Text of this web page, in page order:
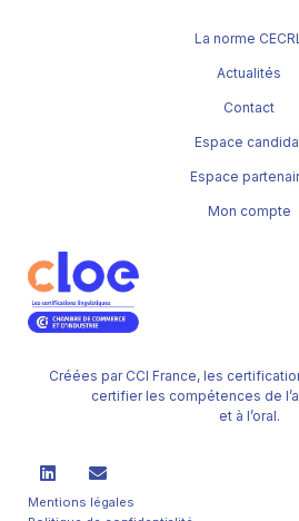
Créées par CCI France, les
certifier les compétences de
et à l’oral.
Mentions légales
La norme
Actualités
Contact
Espace
Espace
Mon compte